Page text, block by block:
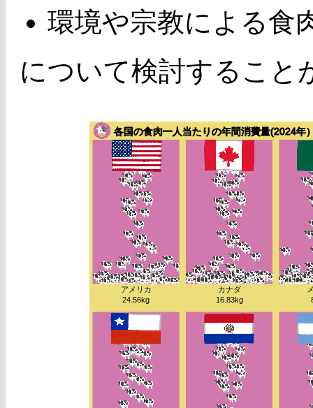
環境や宗教による食
について検討すること